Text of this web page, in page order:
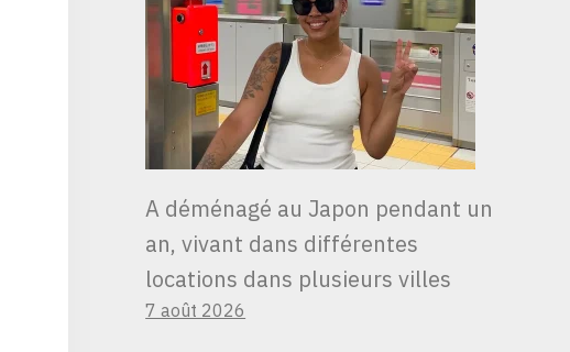
A déménagé au Japon pendant un
an, vivant dans différentes
locations dans plusieurs villes
7 août 2026